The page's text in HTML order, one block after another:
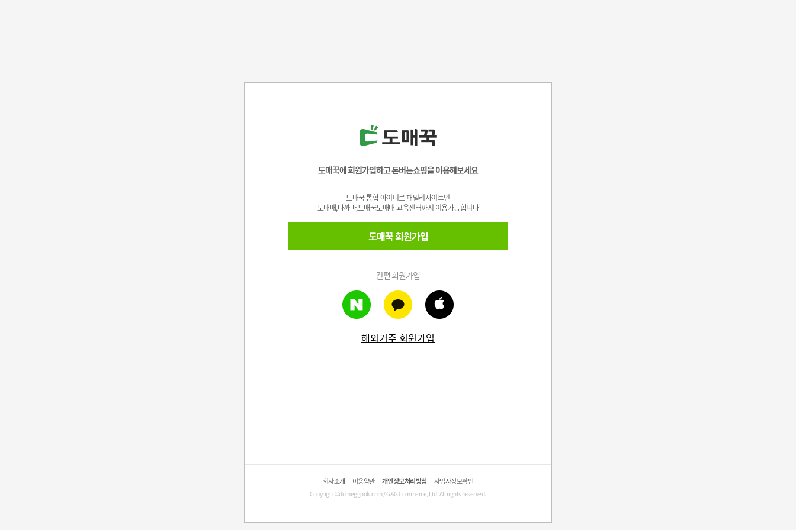
도매꾹에 회원가입하고 돈버는쇼핑을 이용해보세요
도매꾹 통합 아이디로 패밀리사이트인
도매매,나까마,도매꾹도매매 교육센터까지 이용가능합니다
도매꾹 회원가입
간편 회원가입
해외거주 회원가입
회사소개 이용약관 개인정보처리방침 사업자정보확인
Copyright©domeggook.com / G&G Commerce, Ltd. All rights reserved.